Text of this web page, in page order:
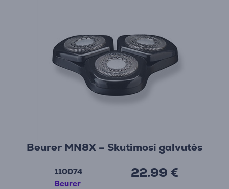
Beurer MN8X – Skutimosi galvutės
110074
Beurer
22.99 €